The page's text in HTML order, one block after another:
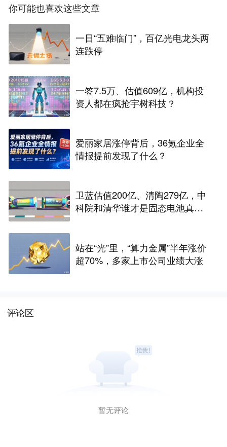
你可能也喜欢这些文章
一日“五难临门”，百亿光电龙头两
连跌停
一签7.5万、估值609亿，机构投
资人都在疯抢宇树科技？
爱丽家居涨停背后，36氪企业全
情报提前发现了什么？
卫蓝估值200亿、清陶279亿，中
科院和清华谁才是固态电池真正
站在“光”里，“算力金属”半年涨价
超70%，多家上市公司业绩大涨
评论区
暂无评论